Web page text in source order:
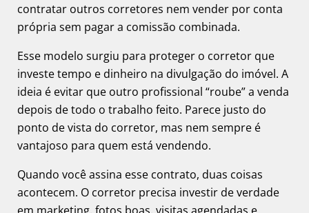
contratar outros corretores nem vender por conta
própria sem pagar a comissão combinada.
Esse modelo surgiu para proteger o corretor que
investe tempo e dinheiro na divulgação do imóvel. A
ideia é evitar que outro profissional “roube” a venda
depois de todo o trabalho feito. Parece justo do
ponto de vista do corretor, mas nem sempre é
vantajoso para quem está vendendo.
Quando você assina esse contrato, duas coisas
acontecem. O corretor precisa investir de verdade